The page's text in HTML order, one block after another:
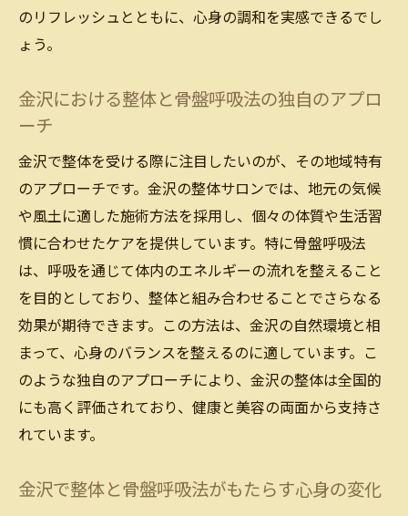
リラックスできる金沢の整体と骨盤呼吸法
金沢の静かなサロンでの整体と骨盤呼吸法
の効果
静寂を活かした金沢の整体と骨盤呼吸法
金沢の整体で静かな時間を楽しむ方法
骨盤呼吸法を取り入れた金沢の整体サロン
骨盤呼吸法で深いリラクゼーションを金沢で体
感
金沢での骨盤呼吸法がもたらすリラクゼー
ション効果
骨盤呼吸法を通じた金沢での深い癒し体験
ト
のリフレッシュとともに、心身の調和を実感できるでし
ょう。
金沢における整体と骨盤呼吸法の独自のアプロ
ーチ
金沢で整体を受ける際に注目したいのが、その地域特有
のアプローチです。金沢の整体サロンでは、地元の気候
や風土に適した施術方法を採用し、個々の体質や生活習
慣に合わせたケアを提供しています。特に骨盤呼吸法
は、呼吸を通じて体内のエネルギーの流れを整えること
を目的としており、整体と組み合わせることでさらなる
効果が期待できます。この方法は、金沢の自然環境と相
まって、心身のバランスを整えるのに適しています。こ
のような独自のアプローチにより、金沢の整体は全国的
にも高く評価されており、健康と美容の両面から支持さ
れています。
金沢で整体と骨盤呼吸法がもたらす心身の変化